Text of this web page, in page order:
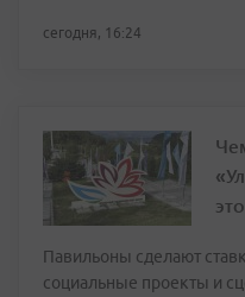
сегодня, 16:24
Павильоны сделают
социальные проекты и